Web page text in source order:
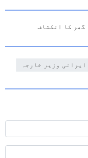
گھر کا انکشاف
ایرانی وزیر خارجہ